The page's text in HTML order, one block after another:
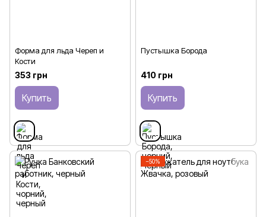
Форма для льда Череп и
Кости
353 грн
Купить
Пустышка Борода
410 грн
Купить
−50%